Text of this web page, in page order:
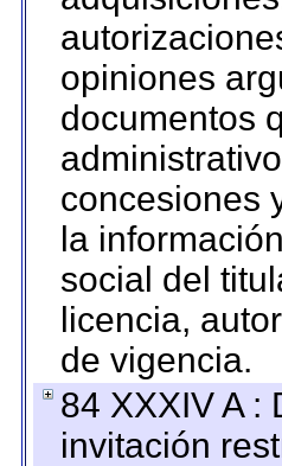
opiniones
documentos
concesiones
la
social del
licencia,
de vigencia.
84 XXXIV A :
invitación